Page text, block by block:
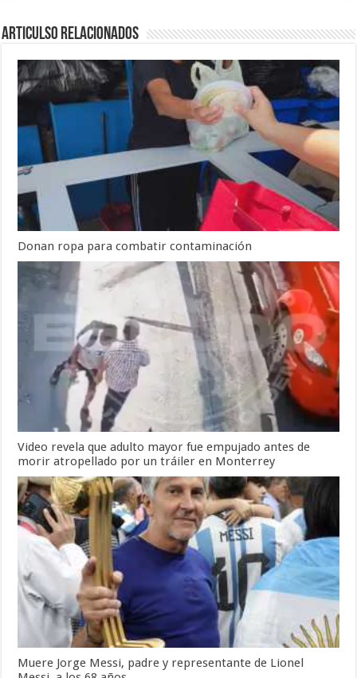
Articulso Relacionados
Donan ropa para combatir contaminación
Video revela que adulto mayor fue empujado antes de
morir atropellado por un tráiler en Monterrey
Muere Jorge Messi, padre y representante de Lionel